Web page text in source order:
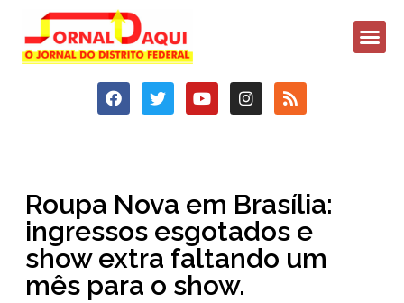
Roupa Nova em Brasília:
ingressos esgotados e
show extra faltando um
mês para o show.